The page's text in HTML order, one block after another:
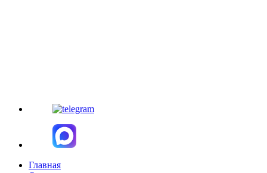
Главная